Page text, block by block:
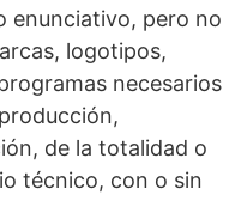
enunciativo, pero no
logotipos,
necesarios
de la totalidad o
técnico, con o sin